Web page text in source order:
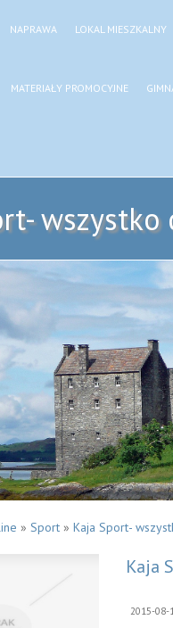
NAPRAWA LOKAL MIESZKALNY
MATERIAŁY PROMOCYJNE
» Sport » Kaja Sport-
Kaja
2015-08-